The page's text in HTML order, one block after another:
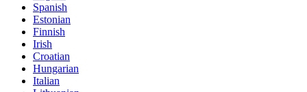
Spanish
Estonian
Finnish
Irish
Croatian
Hungarian
Italian